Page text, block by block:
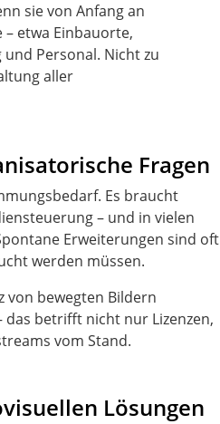
sie von Anfang an
etwa Einbauorte,
Personal. Nicht zu
aller
Fragen
Es braucht
– und in vielen
Erweiterungen sind oft
werden müssen.
von bewegten Bildern
betrifft nicht nur Lizenzen,
vom Stand.
Lösungen